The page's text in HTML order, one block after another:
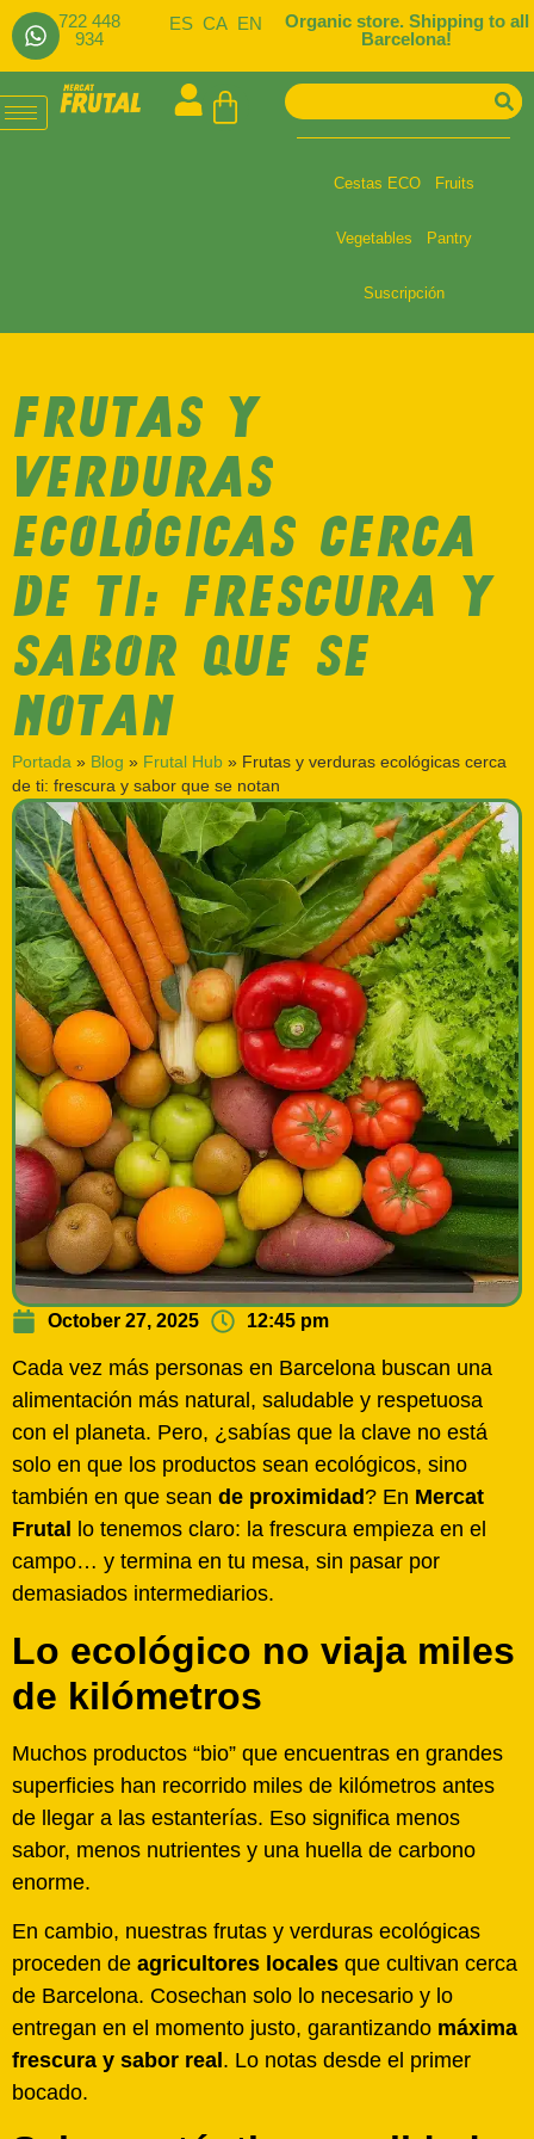
722 448
934
Organic store. Shipping to all
Barcelona!
ES CA EN
Cestas ECO Fruits
Vegetables Pantry
Suscripción
FRUTAS Y
VERDURAS
ECOLÓGICAS CERCA
DE TI: FRESCURA Y
SABOR QUE SE
NOTAN
Portada » Blog » Frutal Hub » Frutas y verduras ecológicas cerca
de ti: frescura y sabor que se notan
October 27, 2025 12:45 pm
Cada vez más personas en Barcelona buscan una
alimentación más natural, saludable y respetuosa
con el planeta. Pero, ¿sabías que la clave no está
solo en que los productos sean ecológicos, sino
también en que sean de proximidad? En Mercat
Frutal
lo tenemos claro: la frescura empieza en el
campo… y termina en tu mesa, sin pasar por
demasiados intermediarios.
Lo ecológico no viaja miles
de kilómetros
Muchos productos “bio” que encuentras en grandes
superficies han recorrido miles de kilómetros antes
de llegar a las estanterías. Eso significa menos
sabor, menos nutrientes y una huella de carbono
enorme.
En cambio, nuestras frutas y verduras ecológicas
proceden de agricultores locales que cultivan cerca
de Barcelona. Cosechan solo lo necesario y lo
entregan en el momento justo, garantizando máxima
frescura y sabor real . Lo notas desde el primer
bocado.